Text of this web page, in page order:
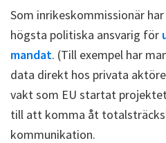
Som inrikeskommissionär
högsta politiska ansvarig för
mandat. (Till exempel har
data direkt hos privata
vakt som EU startat
till att komma åt
kommunikation.